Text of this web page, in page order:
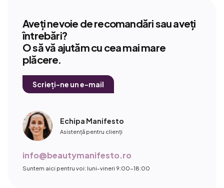
Aveți nevoie de recomandări sau aveți
întrebări?
O să vă ajutăm cu cea mai mare
plăcere.
Scrieți-ne un e-mail
Echipa Manifesto
Asistență pentru clienți
info@beautymanifesto.ro
Suntem aici pentru voi: luni-vineri 9:00-18:00